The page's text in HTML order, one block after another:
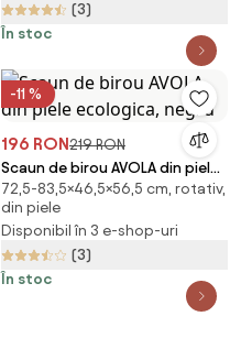
(3)
În stoc
-11 %
196 RON219 RON
Scaun de birou AVOLA din piele
ecologica, negru
72,5-83,5×46,5×56,5 cm, rotativ,
din piele
Disponibil în 3 e-shop-uri
(3)
În stoc